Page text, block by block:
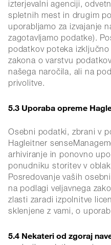
izterjevalni agenciji,
spletnih mest in drugim
uporabljamo za izvajanje
zagotavljamo podatke).
podatkov poteka
zakona o varstvu
našega naročila, ali na
privolitve.
5.3 Uporaba opreme
Osebni podatki, zbrani v
Hagleitner
arhiviranje in ponovno
ponudniku storitev v
Posredovanje vaših
na podlagi veljavnega
zlasti zaradi izpolnitve
sklenjene z vami, o
5.4 Nekateri od zgoraj